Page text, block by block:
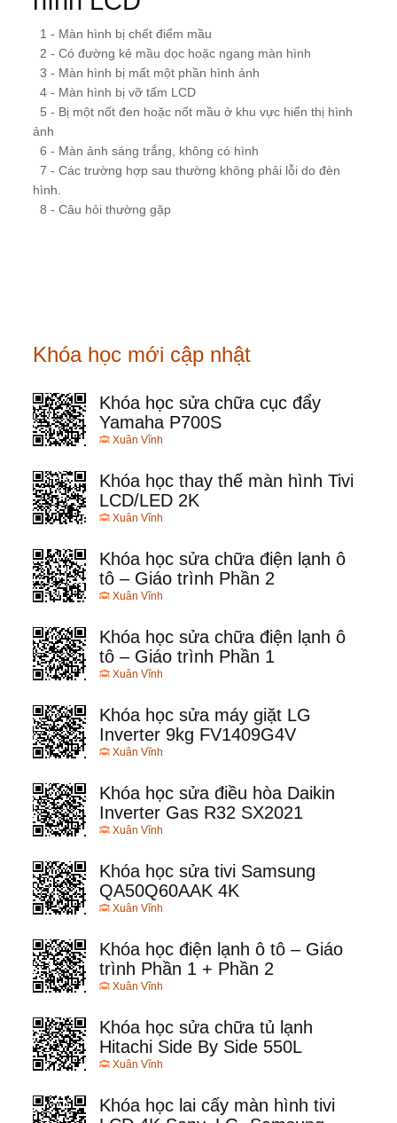
1 - Màn hình bị chết điểm mầu
2 - Có đường kẻ mầu dọc hoặc ngang màn hình
3 - Màn hình bị mất một phần hình ảnh
4 - Màn hình bị vỡ tấm LCD
5 - Bị một nốt đen hoặc nốt mầu ở khu vực hiển thị hình
ảnh
6 - Màn ảnh sáng trắng, không có hình
7 - Các trường hợp sau thường không phải lỗi do đèn
hình.
8 - Câu hỏi thường gặp
Khóa học mới cập nhật
Khóa học sửa chữa cục đẩy
Yamaha P700S
Xuân Vĩnh
Khóa học thay thế màn hình Tivi
LCD/LED 2K
Xuân Vĩnh
Khóa học sửa chữa điện lạnh ô
tô – Giáo trình Phần 2
Xuân Vĩnh
Khóa học sửa chữa điện lạnh ô
tô – Giáo trình Phần 1
Xuân Vĩnh
Khóa học sửa máy giặt LG
Inverter 9kg FV1409G4V
Xuân Vĩnh
Khóa học sửa điều hòa Daikin
Inverter Gas R32 SX2021
Xuân Vĩnh
Khóa học sửa tivi Samsung
QA50Q60AAK 4K
Xuân Vĩnh
Khóa học điện lạnh ô tô – Giáo
trình Phần 1 + Phần 2
Xuân Vĩnh
Khóa học sửa chữa tủ lạnh
Hitachi Side By Side 550L
Xuân Vĩnh
Khóa học lai cấy màn hình tivi